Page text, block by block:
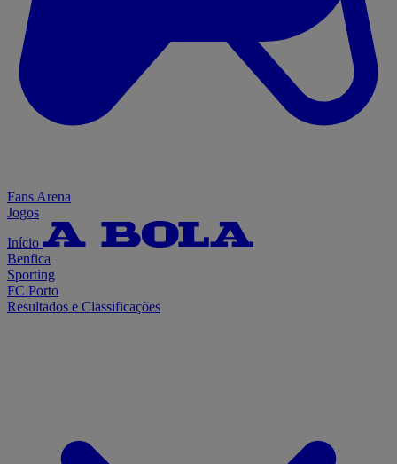
Fans Arena
Jogos
Início
Benfica
Sporting
FC Porto
Resultados e Classificações